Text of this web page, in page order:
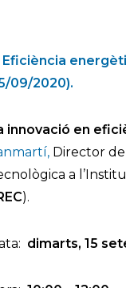
Eficiència
09/2020).
innovació en
Director
a
).
dimarts, 15